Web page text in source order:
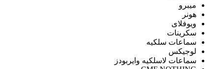
ميبرو
هونر
ويوفلاى
سكرينات
سماعات سلكيه
لوجيكس
سماعات لاسلكيه وايربودز